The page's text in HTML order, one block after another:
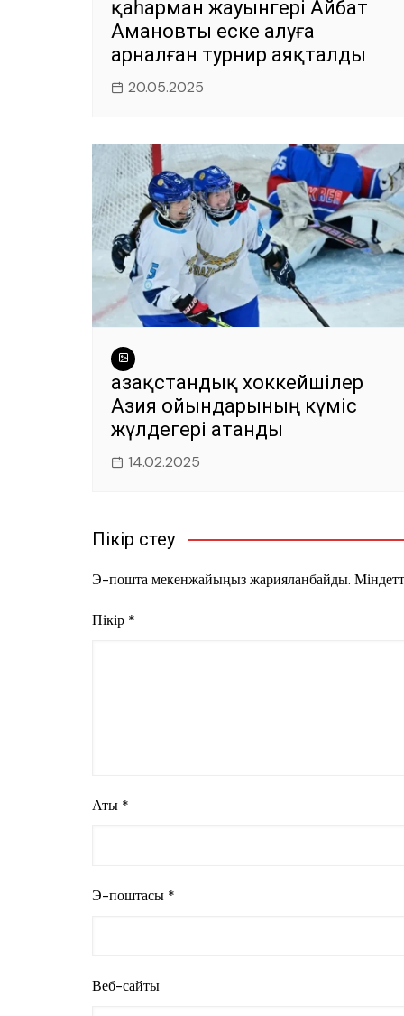
қаһарман жауынгері Айбат
Амановты еске алуға
арналған турнир аяқталды
20.05.2025
Қазақстандық хоккейшілер
Азия ойындарының күміс
жүлдегері атанды
14.02.2025
Пікір үстеу
Э-пошта мекенжайыңыз жарияланбайды.
Пікір *
Аты *
Э-поштасы *
Веб-сайты